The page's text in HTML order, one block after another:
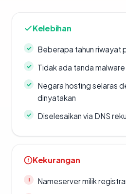
Kelebihan
Beberapa tahun riwayat
Tidak ada tanda malware
Negara hosting selaras
dinyatakan
Diselesaikan via DNS
Kekurangan
Nameserver milik